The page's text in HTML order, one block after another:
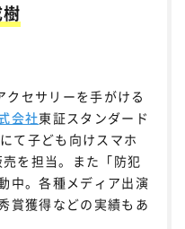
セサリーを手がける
会社東証スタンダード
て子ども向けスマホ
を担当。また「防犯
中。各種メディア出演
賞獲得などの実績もあ